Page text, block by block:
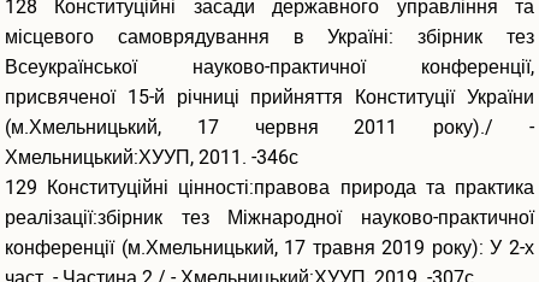
128 Конституційні засади державного управління та
місцевого самоврядування в Україні: збірник тез
Всеукраїнської науково-практичної конференції,
присвяченої 15-й річниці прийняття Конституції України
(м.Хмельницький, 17 червня 2011 року)./ -
Хмельницький:ХУУП, 2011. -346с
129 Конституційні цінності:правова природа та практика
реалізації:збірник тез Міжнародної науково-практичної
конференції (м.Хмельницький, 17 травня 2019 року): У 2-х